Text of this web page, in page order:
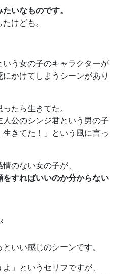
いなものです。
けども。
う女の子のキャラクターが
かけてしまうシーンがあり
たら生きてた。
公のシンジ君という男の子
きてた！」という風に言っ
のない女の子が、
をすればいいのか分からない
いい感じのシーンです。
」というセリフですが、